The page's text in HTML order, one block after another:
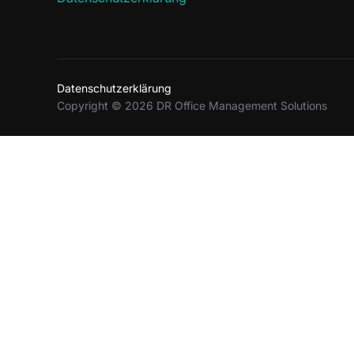
Datenschutzerklärung
Copyright © 2026 DR Office Management Solutions